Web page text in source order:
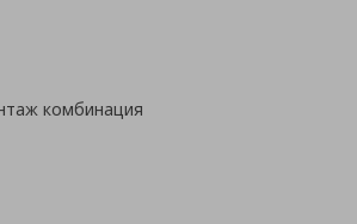
комбинация